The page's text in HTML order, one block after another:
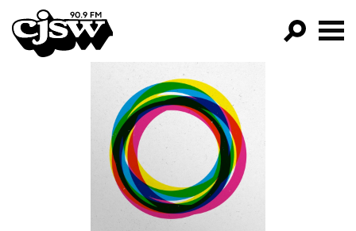
CJSW
FILTER BY:
PROGRAMS
EPISODES
NEWS